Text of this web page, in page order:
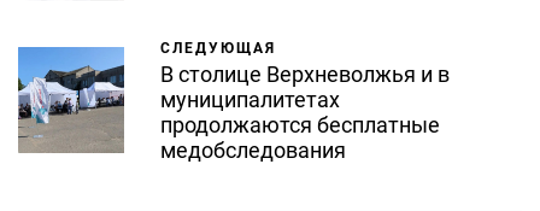
СЛЕДУЮЩАЯ
В столице Верхневолжья и в
муниципалитетах
продолжаются бесплатные
медобследования